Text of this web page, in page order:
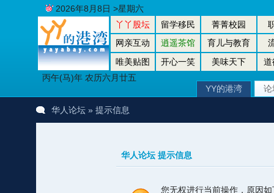
丫丫股坛 留学移民 菁菁校园
网亲互动
逍遥茶馆 育儿与教育
唯美贴图
开心一笑 美味天下
道
丙午(马)年 农历六月廿五
2026年8月8日 >星期六
YY的港湾 论
华人论坛» 提示信息
华人论坛 提示信息
您无权进行当前操作，原因如